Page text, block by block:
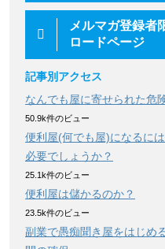
メルマガ登録者
ロードページ
記事別アクセス
なんでも屋に寄せられた危
50.9k件のビュー
便利屋(何でも屋)になるに
必要でしょうか？
25.1k件のビュー
便利屋は儲かるのか？
23.5k件のビュー
副業で愚痴聞き屋をはじめ